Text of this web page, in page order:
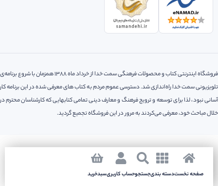
صفحه نخستدسته بندیجستجوحساب کاربریسبدخرید صفحه نخستدسته بندیجستجوحساب کاربریسبدخرید
فروشگاه اینترنتی کتاب و محصولات فرهنگی سمت خدا از خرداد ماه 1388 همزمان با شروع برنامه‌ی
تلویزیونی سمت خدا راه‌اندازی شد. دسترسی عموم مردم به کتاب های معرفی شده در این برنامه کار
آسانی نبود، لذا‌ برای توسعه و ترویج فرهنگ و معارف دینی تمامی کتابهایی که کارشناسان محترم در
خلال مباحث خود، معرفی می‌کردند به مرور در این فروشگاه تجمیع گردید.
کلیه حقوق مادی و معنوی این سایت متعلق به فروشگاه اینترنتی سمت خدا می باشد.
طراحی سایتوسئوتوسطآژانس طراحی پرتو